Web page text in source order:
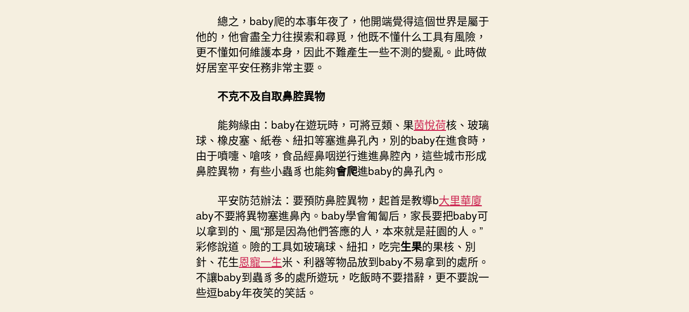
總之，baby爬的本事年夜了，他開端覺得這個世界是屬于
他的，他會盡全力往摸索和尋覓，他既不懂什么工具有風險，
更不懂如何維護本身，因此不難產生一些不測的變亂。此時做
好居室平安任務非常主要。
不克不及自取鼻腔異物
能夠緣由：baby在遊玩時，可將豆類、果茵悅荷核、玻璃
球、橡皮塞、紙卷、紐扣等塞進鼻孔內，別的baby在進食時，
由于噴嚏、嗆咳，食品經鼻咽逆行進進鼻腔內，這些城市形成
鼻腔異物，有些小蟲豸也能夠會爬進baby的鼻孔內。
平安防范辦法：要預防鼻腔異物，起首是教導b大里華廈
aby不要將異物塞進鼻內。baby學會匍匐后，家長要把baby可
以拿到的、風“那是因為他們答應的人，本來就是莊園的人。”
彩修說道。險的工具如玻璃球、紐扣，吃完生果的果核、別
針、花生恩寵一生米、利器等物品放到baby不易拿到的處所。
不讓baby到蟲豸多的處所遊玩，吃飯時不要措辭，更不要說一
些逗baby年夜笑的笑話。